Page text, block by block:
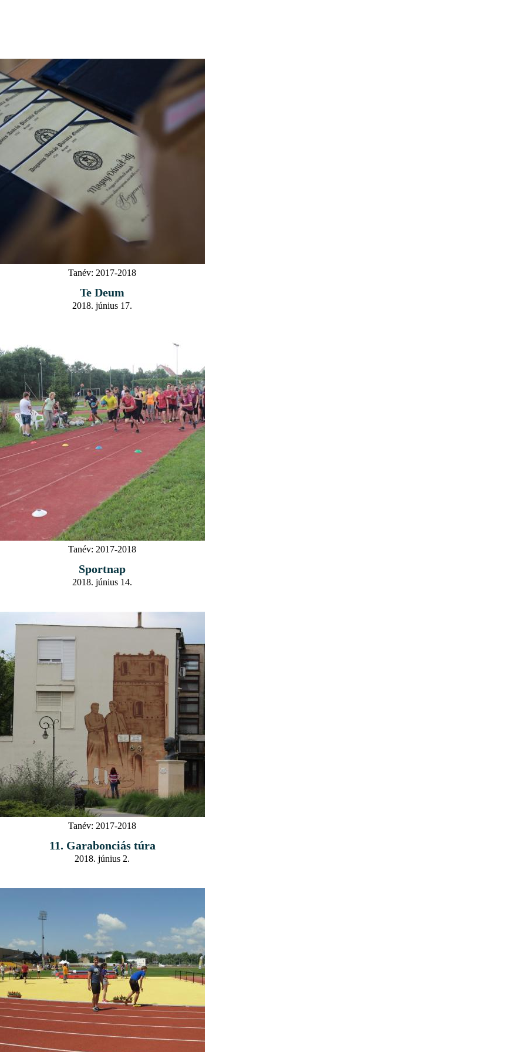
Tanév: 2017-2018
Te Deum
2018. június 17.
Tanév: 2017-2018
Sportnap
2018. június 14.
Tanév: 2017-2018
11. Garabonciás túra
2018. június 2.